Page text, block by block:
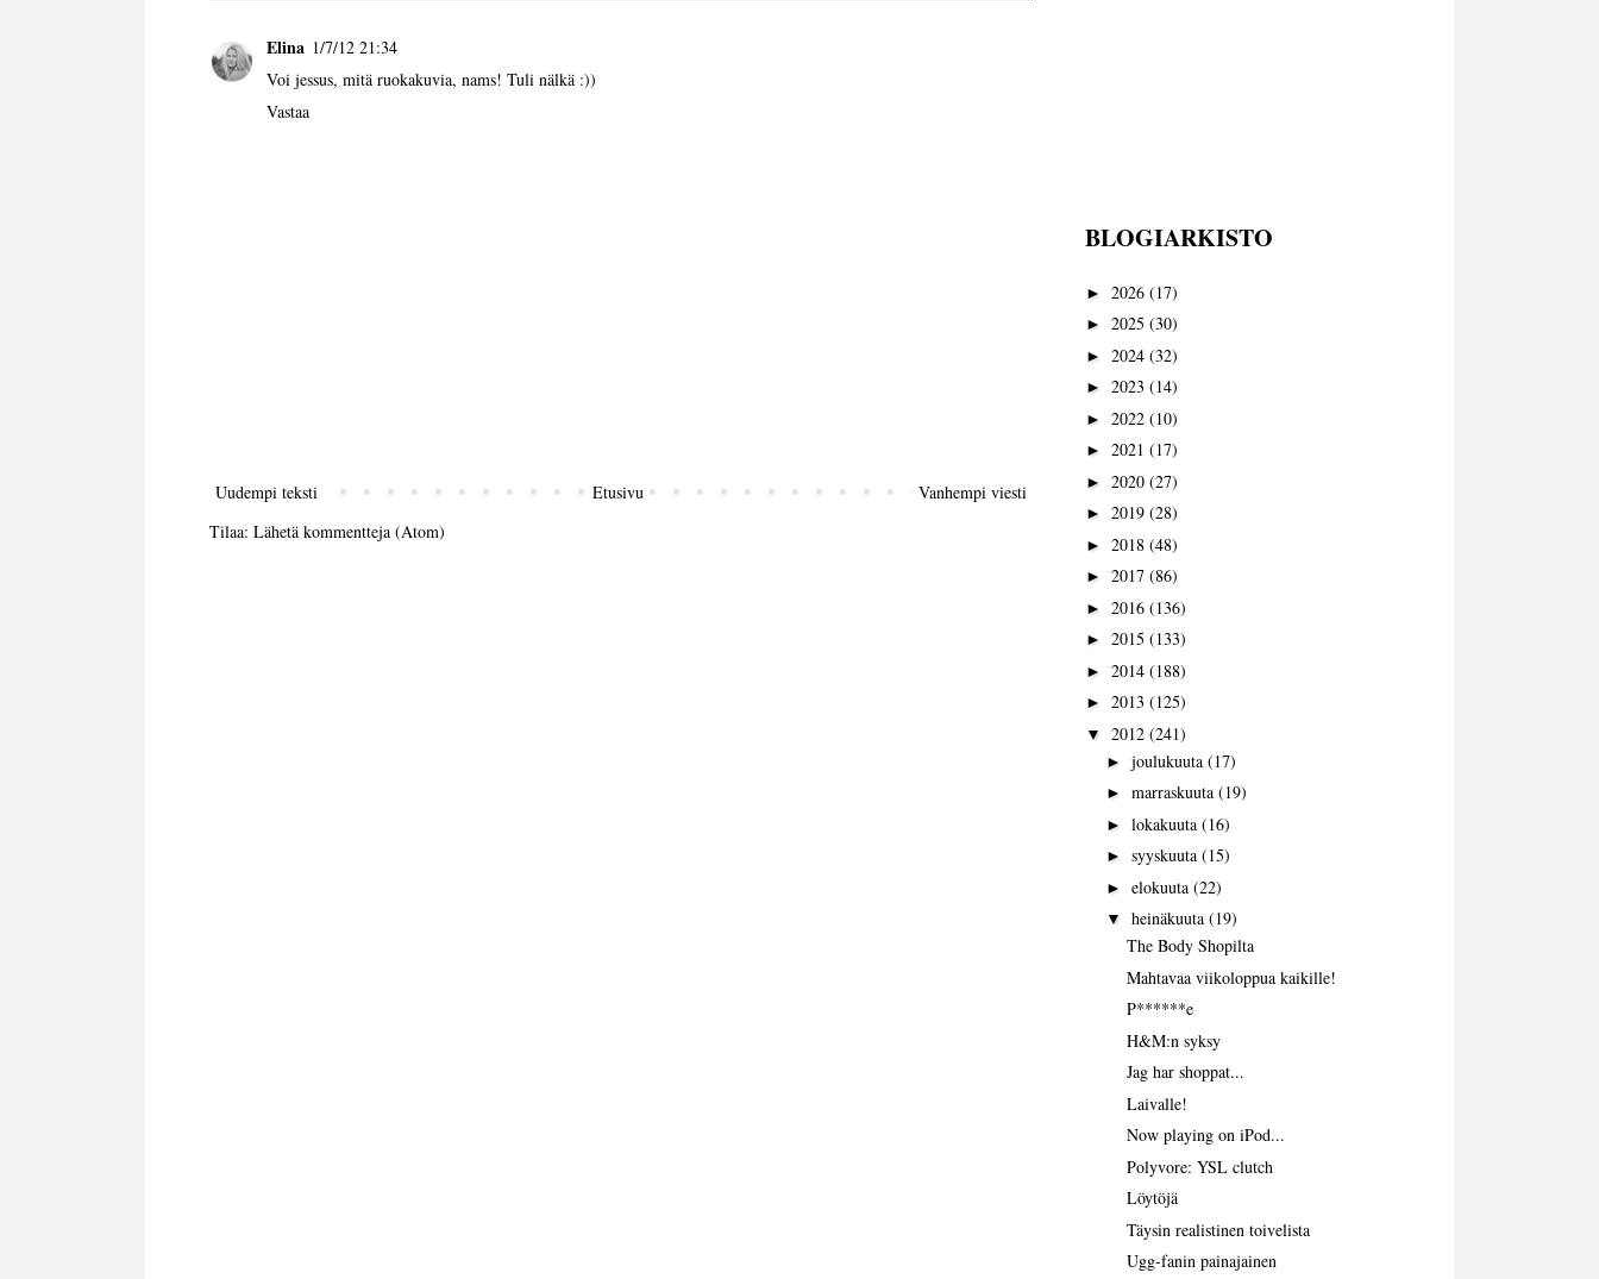
Elina 1/7/12 21:34
Voi jessus, mitä ruokakuvia, nams! Tuli nälkä :))
Vastaa
Uudempi teksti Vanhempi viesti
Etusivu
Tilaa: Lähetä kommentteja (Atom)
BLOGIARKISTO
► 2026 (17)
► 2025 (30)
► 2024 (32)
► 2023 (14)
► 2022 (10)
► 2021 (17)
► 2020 (27)
► 2019 (28)
► 2018 (48)
► 2017 (86)
► 2016 (136)
► 2015 (133)
► 2014 (188)
► 2013 (125)
▼ 2012 (241)
► joulukuuta (17)
► marraskuuta (19)
► lokakuuta (16)
► syyskuuta (15)
► elokuuta (22)
▼ heinäkuuta (19)
The Body Shopilta
Mahtavaa viikoloppua kaikille!
P******e
H&M:n syksy
Jag har shoppat...
Laivalle!
Now playing on iPod...
Polyvore: YSL clutch
Löytöjä
Täysin realistinen toivelista
Ugg-fanin painajainen